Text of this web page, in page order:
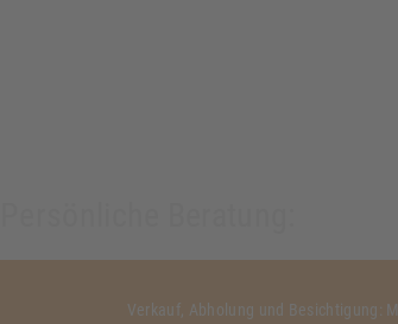
Verkauf, Abholung und Besichtigung: